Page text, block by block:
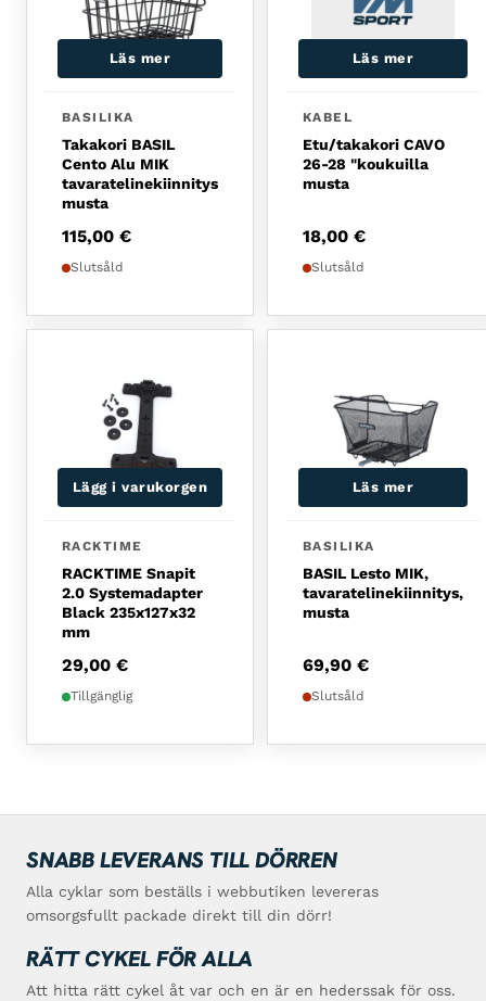
Läs mer
BASILIKA
Takakori BASIL
Cento Alu MIK
tavaratelinekiinnitys
musta
115,00 €
Slutsåld
Läs mer
KABEL
Etu/takakori CAVO
26-28 "koukuilla
musta
18,00 €
Slutsåld
Lägg i varukorgen
RACKTIME
RACKTIME Snapit
2.0 Systemadapter
Black 235x127x32
mm
29,00 €
Tillgänglig
Läs mer
BASILIKA
BASIL Lesto MIK,
tavaratelinekiinnitys,
musta
69,90 €
Slutsåld
SNABB LEVERANS TILL DÖRREN
Alla cyklar som beställs i webbutiken levereras
omsorgsfullt packade direkt till din dörr!
RÄTT CYKEL FÖR ALLA
Att hitta rätt cykel åt var och en är en hederssak för oss.